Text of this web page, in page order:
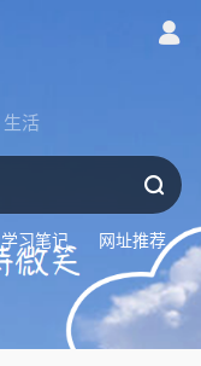
生活
学习笔记 网址推荐